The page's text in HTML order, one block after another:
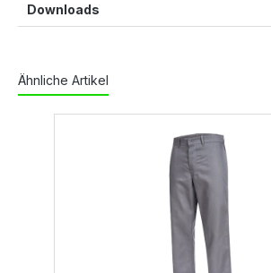
Downloads
Ähnliche Artikel